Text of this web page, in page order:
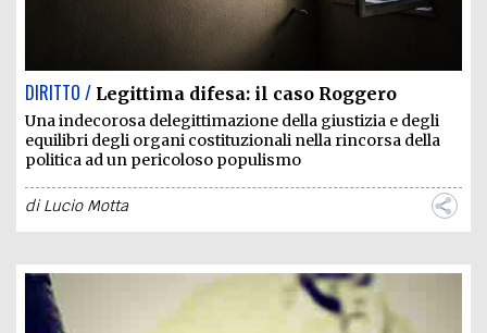
DIRITTO / Legittima difesa: il caso Roggero
Una indecorosa delegittimazione della giustizia e degli
equilibri degli organi costituzionali nella rincorsa della
politica ad un pericoloso populismo
diLucio Motta